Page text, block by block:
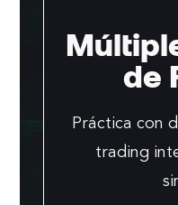
de
Práctica con
trading